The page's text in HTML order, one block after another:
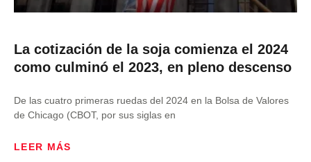
La cotización de la soja comienza el 2024
como culminó el 2023, en pleno descenso
De las cuatro primeras ruedas del 2024 en la Bolsa de Valores
de Chicago (CBOT, por sus siglas en
LEER MÁS